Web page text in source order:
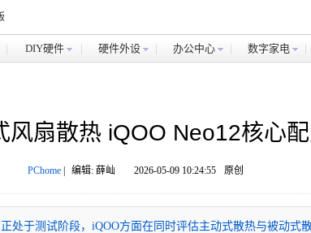
DIY硬件 硬件外设 办公中心 数字家电
风扇散热 iQOO Neo12核心
PChome| 编辑: 薛屾 2026-05-09 10:24:55 原创
处于测试阶段，iQOO方面在同时评估主动式散热与被动式